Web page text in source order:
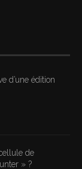
d’une édition
de
» ?